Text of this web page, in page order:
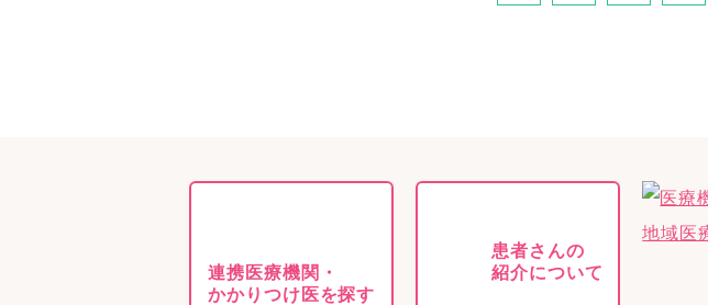
連携医療機関・
かかりつけ医を探す
患者さんの
紹介について